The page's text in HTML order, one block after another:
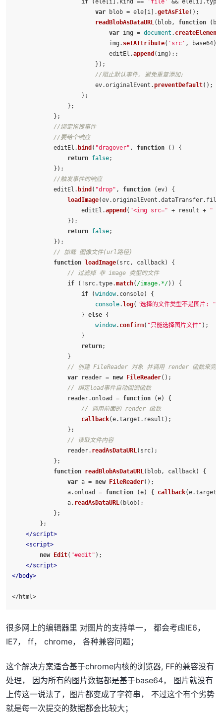
if (ele[i]. kind == 'file' && ele[i].type
var blob = ele[i].getAsFile();
readBlobAsDataURL(blob, function (
var img = document . createElement
                            img.
setAttribute( 'src' , base64);
                            editEl.
append (img);;
                        });
//阻止默认事件, 避免重复添加;
                        ev.
originalEvent .preventDefault();
                    };
                };
            };
//绑定拖拽事件
//要给个响应
            editEl.
bind ( "dragover" , function ( ) {
return false;
            });
//触发事件的响应
            editEl.
bind ( "drop" , function (ev) {
loadImage(ev.originalEvent .dataTransfer.
                    editEl.
append ( "<img src=" + result +
" /
                });
return false;
            });
// 加载 图像文件(url路径)
function
loadImage( src, callback) {
// 过滤掉 非 image 类型的文件
if (!src.type.match( /image.*/)) {
if (window. console) {
console. log( "选择的文件类型不是图片: "
                    }
else {
window. confirm( "只能选择图片文件" );
                    }
return;
                }
// 创建 FileReader 对象 并调用 render 函数来完
var reader = new FileReader();
// 绑定load事件自动回调函数
                reader.
onload = function (e) {
// 调用前面的 render 函数
callback(e.target . result );
                };
// 读取文件内容
                reader.
readAsDataURL(src);
            };
function readBlobAsDataURL( blob, callback) {
var a = new FileReader();
                a.
onload = function (e) { callback(e.target
                a.
readAsDataURL(blob);
            };
        };
</script>
<script>
new
Edit( "#edit" );
</script>
</body>
</html>
很多网上的编辑器里 对图片的支持单一， 都会考虑IE6，
IE7， ff， chrome， 各种兼容问题；
这个解决方案适合基于chrome内核的浏览器, FF的兼容没有
处理， 因为所有的图片数据都是基于base64， 图片就没有
上传这一说法了，图片都变成了字符串， 不过这个有个劣势
就是每一次提交的数据都会比较大；